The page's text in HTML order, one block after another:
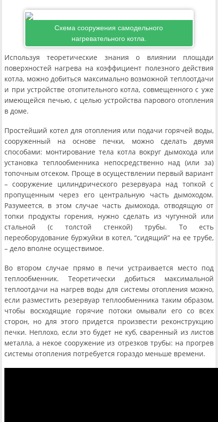
Схема сооружения самодельного
нагревательного котла.
Используя теоретические знания о влиянии площади
поверхностей нагрева на коэффициент полезного действия
котла, можно добиться максимально возможной теплоотдачи
и при устройстве отопительного котла, совмещенного с уже
имеющейся печью, с целью устройства парового отопления
в доме.
Простейший котел для отопления или подачи горячей воды,
сооруженный на основе печки, можно сделать двумя
способами: монтирование тела котла вокруг дымохода или
установка теплообменника непосредственно над (или за)
топочным отсеком. Проще в осуществлении первый вариант
– сооружение цилиндрического резервуара над топкой с
пропущенным через его центральную часть дымоходом.
Разумеется, в этом случае часть дымохода, отводящую от
топки продукты горения, нужно сделать из чугунной или
стальной (с толстой стенкой) трубы. То есть
переоборудование буржуйки в котел, “сидящий” на ее трубе,
– дело вполне осуществимое.
Во втором случае прямо в печи устраивается место под
теплообменник. Теоретически добиться максимальной
теплоотдачи на нагрев воды для системы отопления можно,
если разместить резервуар теплообменника таким образом,
чтобы восходящие горячие потоки омывали его со всех
сторон, но для этого придется произвести реконструкцию
печки. Неплохо, если это будет не куб, сваренный из листов
металла, а некое сооружение из отрезков трубы: на прогрев
системы отопления потребуется гораздо меньше времени.